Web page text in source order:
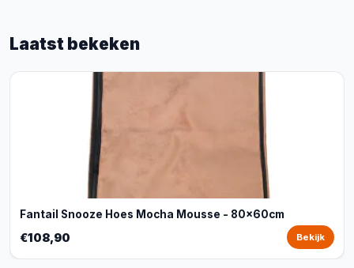
Laatst bekeken
Fantail Snooze Hoes Mocha Mousse - 80x60cm
€108,90 Bekijk